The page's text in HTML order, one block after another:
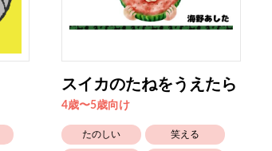
スイカのたねをうえたら
4歳〜5歳向け
たのしい 笑える